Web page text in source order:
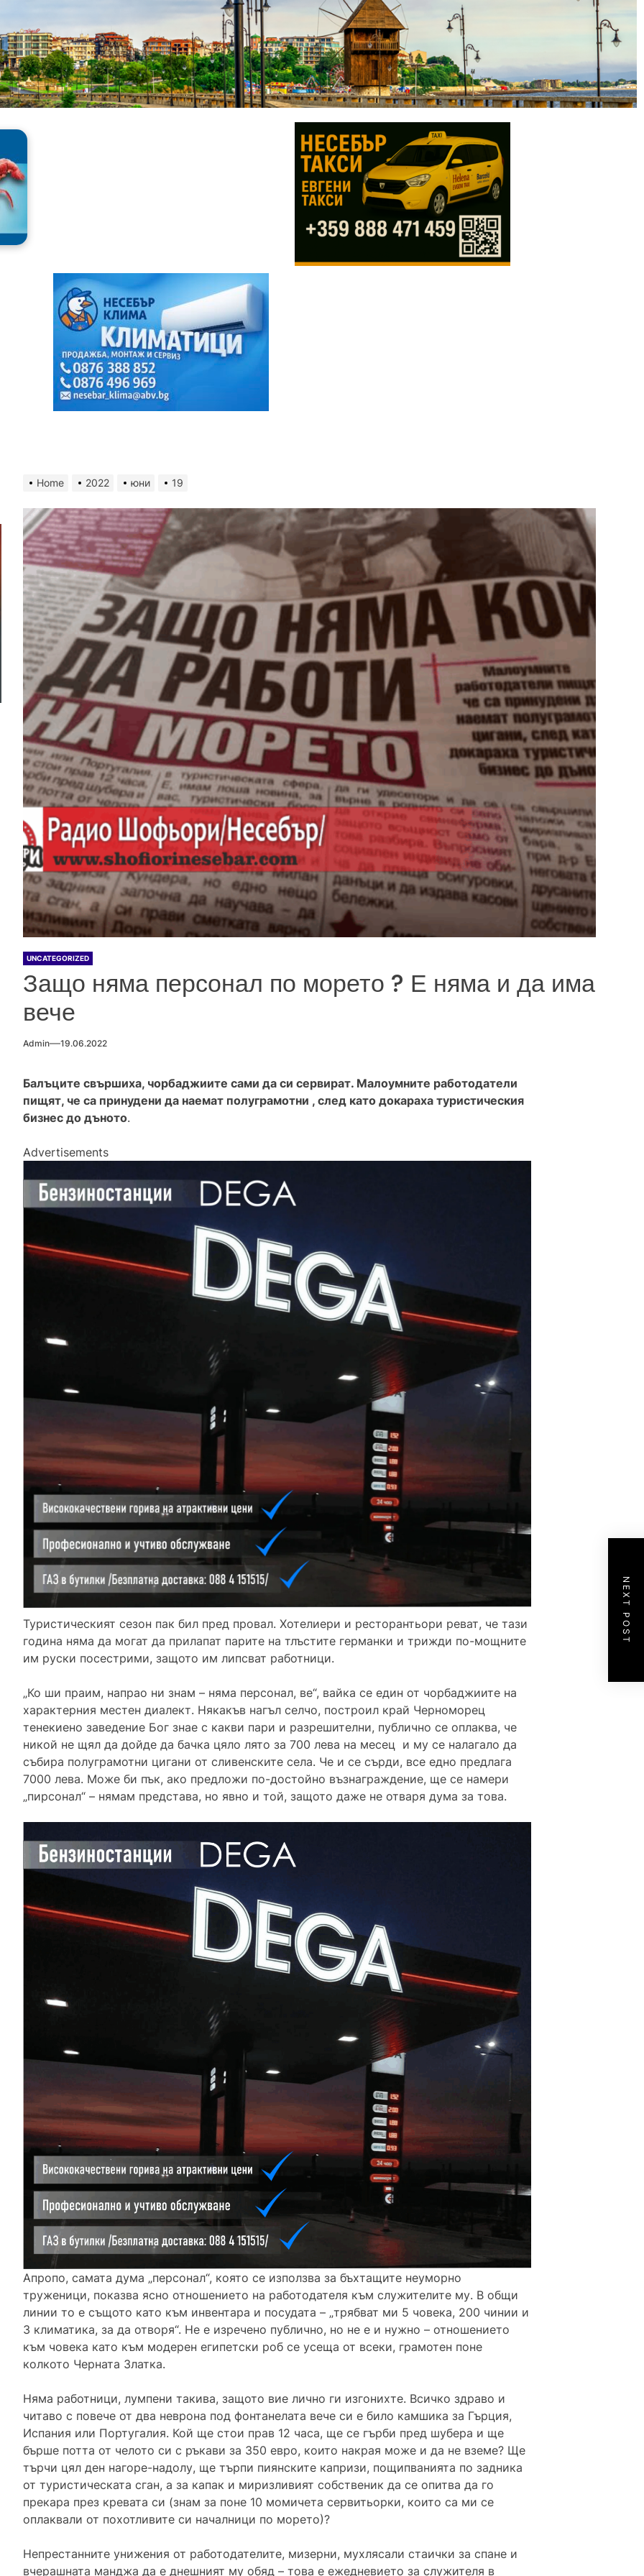
Home 2022 юни 19
UNCATEGORIZED
Защо няма персонал по морето ? Е няма и да има
вече
Admin 19.06.2022
Балъците свършиха, чорбаджиите сами да си сервират. Малоумните работодатели
пищят, че са принудени да наемат полуграмотни , след като докараха туристическия
бизнес до дъното.
Advertisements
Туристическият сезон пак бил пред провал. Хотелиери и ресторантьори реват, че тази
година няма да могат да прилапат парите на тлъстите германки и трижди по-мощните
им руски посестрими, защото им липсват работници.
„Ко ши праим, напрао ни знам – няма персонал, ве“, вайка се един от чорбаджиите на
характерния местен диалект. Някакъв нагъл селчо, построил край Черноморец
тенекиено заведение Бог знае с какви пари и разрешителни, публично се оплаква, че
никой не щял да дойде да бачка цяло лято за 700 лева на месец и му се налагало да
събира полуграмотни цигани от сливенските села. Че и се сърди, все едно предлага
7000 лева. Може би пък, ако предложи по-достойно възнаграждение, ще се намери
„пирсонал“ – нямам представа, но явно и той, защото даже не отваря дума за това.
Апропо, самата дума „персонал“, която се използва за бъхтащите неуморно
труженици, показва ясно отношението на работодателя към служителите му. В общи
линии то е същото като към инвентара и посудата – „трябват ми 5 човека, 200 чинии и
3 климатика, за да отворя“. Не е изречено публично, но не е и нужно – отношението
към човека като към модерен египетски роб се усеща от всеки, грамотен поне
колкото Черната Златка.
Няма работници, лумпени такива, защото вие лично ги изгонихте. Всичко здраво и
читаво с повече от два неврона под фонтанелата вече си е било камшика за Гърция,
Испания или Португалия. Кой ще стои прав 12 часа, ще се гърби пред шубера и ще
бърше потта от челото си с ръкави за 350 евро, които накрая може и да не вземе? Ще
търчи цял ден нагоре-надолу, ще търпи пиянските капризи, пощипванията по задника
от туристическата сган, а за капак и миризливият собственик да се опитва да го
прекара през кревата си (знам за поне 10 момичета сервитьорки, които са ми се
оплаквали от похотливите си началници по морето)?
Непрестанните унижения от работодателите, мизерни, мухлясали стаички за спане и
вчерашната манджа да е днешният му обяд – това е ежедневието за служителя в
NEXT POST